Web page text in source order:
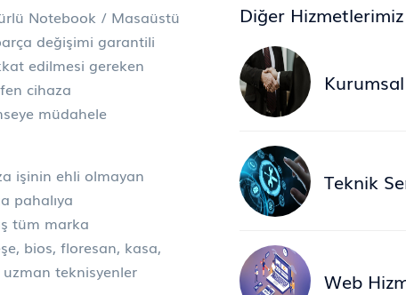
Notebook / Masaüstü
değişimi garantili
edilmesi gereken
cihaza
müdahele
işinin ehli olmayan
pahalıya
tüm marka
bios, floresan, kasa,
teknisyenler
Diğer Hizmetlerimiz
Teknik
Web